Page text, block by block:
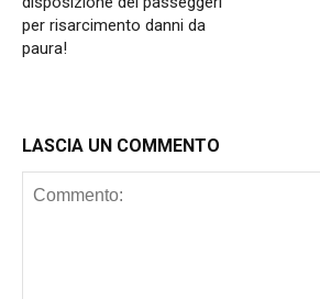
per risarcimento danni da
paura!
LASCIA UN COMMENTO